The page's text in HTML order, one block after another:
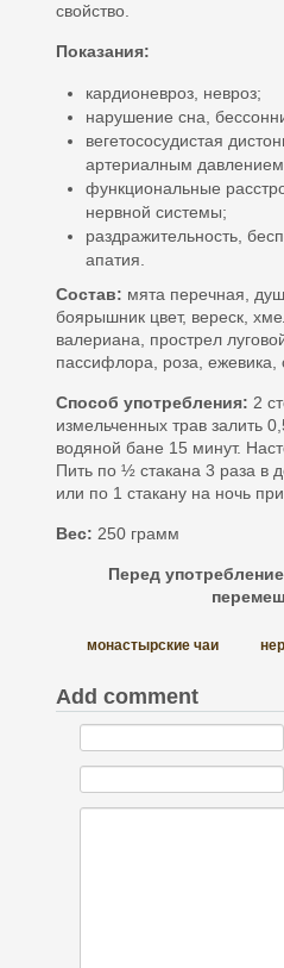
свойство.
Показания:
кардионевроз, невроз;
нарушение сна,
вегетососудистая
артериалным
функциональные
нервной системы;
раздражительность,
апатия.
Состав: мята перечная,
боярышник цвет, вереск,
валериана, прострел
пассифлора, роза, ежевика,
Способ употребления: 2
измельченных трав залить
водяной бане 15 минут.
Пить по ½ стакана 3 раза в
или по 1 стакану на ночь
Вес: 250 грамм
Перед
монастырские чаи
Add comment